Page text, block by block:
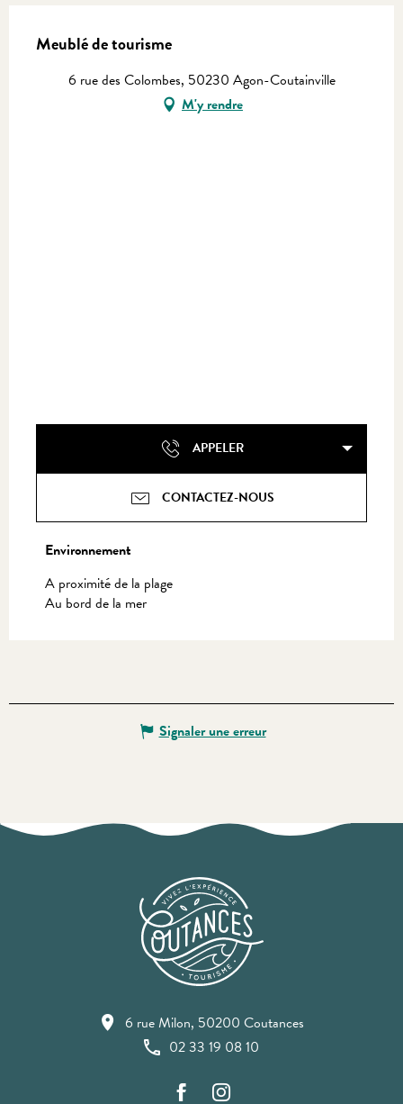
Meublé de tourisme
6 rue des Colombes, 50230 Agon-Coutainville
M'y rendre
APPELER
CONTACTEZ-NOUS
Environnement
Environnement
A proximité de la plage
Au bord de la mer
Signaler une erreur
6 rue Milon, 50200 Coutances
02 33 19 08 10